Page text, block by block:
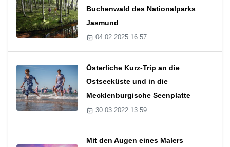
Buchenwald des Nationalparks
Jasmund
04.02.2025 16:57
Österliche Kurz-Trip an die
Ostseeküste und in die
Mecklenburgische Seenplatte
30.03.2022 13:59
Mit den Augen eines Malers